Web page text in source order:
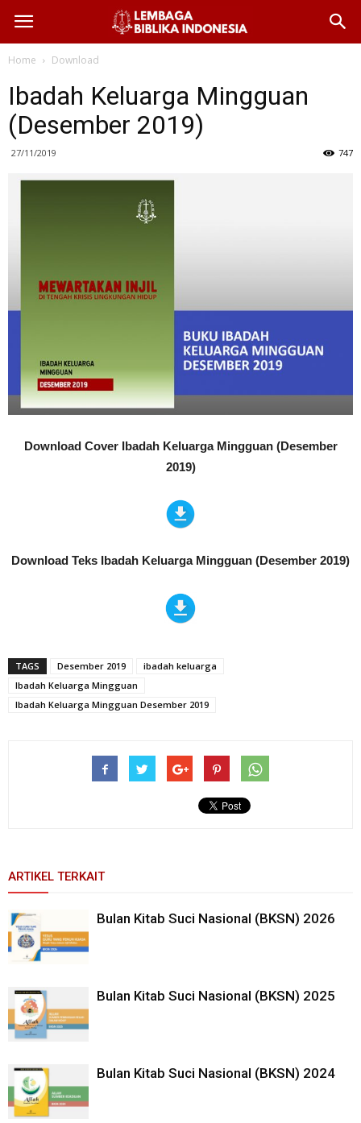
Home Download
Ibadah Keluarga Mingguan
(Desember 2019)
27/11/2019 747
Download Cover Ibadah Keluarga Mingguan (Desember
2019)
Download Teks Ibadah Keluarga Mingguan (Desember 2019)
TAGS Desember 2019
ibadah keluarga
Ibadah Keluarga Mingguan
Ibadah Keluarga Mingguan Desember 2019
ARTIKEL TERKAIT
Bulan Kitab Suci Nasional (BKSN) 2026
Bulan Kitab Suci Nasional (BKSN) 2025
Bulan Kitab Suci Nasional (BKSN) 2024